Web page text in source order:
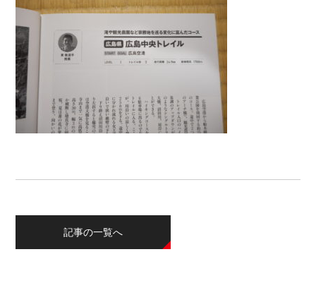
記事の一覧へ